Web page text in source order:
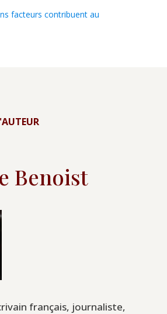
facteurs contribuent au
Benoist
français, journaliste,